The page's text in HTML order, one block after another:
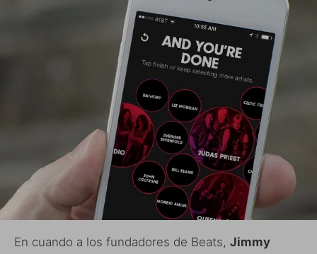
En cuando a los fundadores de Beats, Jimmy